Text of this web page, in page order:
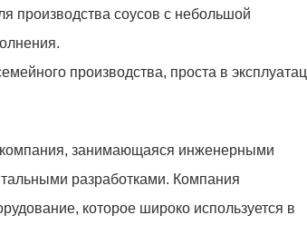
производства соусов с небольшой
производства, проста в
занимающаяся инженерными
разработками. Компания
которое широко используется в